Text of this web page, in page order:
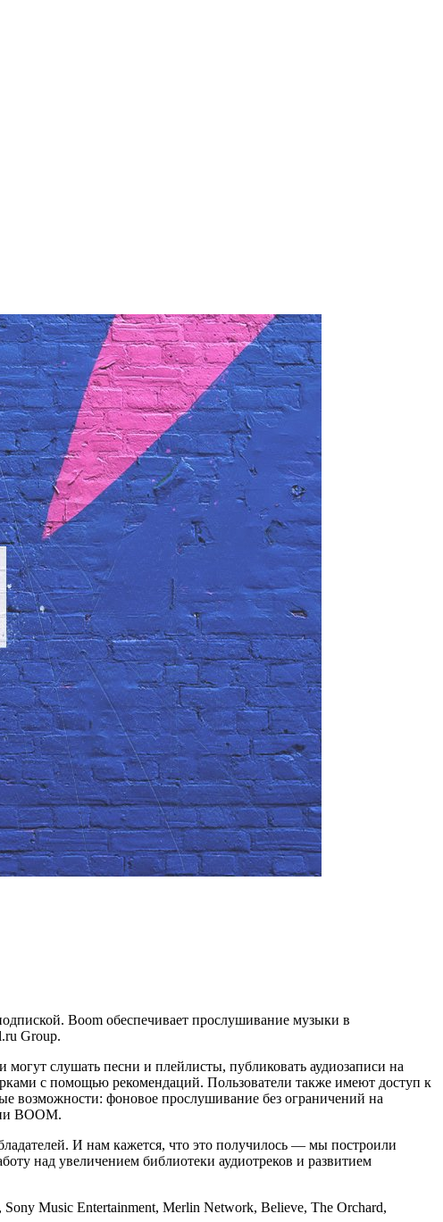
Boom обеспечивает прослушивание музыки в
Group.
слушать песни и плейлисты, публиковать аудиозаписи на
с помощью рекомендаций. Пользователи также имеют доступ к
возможности: фоновое прослушивание без ограничений на
BOOM.
И нам кажется, что это получилось — мы построили
над увеличением библиотеки аудиотреков и развитием
Music Entertainment, Merlin Network, Believe, The Orchard,